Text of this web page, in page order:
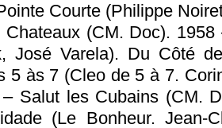
Courte (Philippe
(CM. Doc).
José Varela). Du Côté
5 às 7 (Cleo de 5 à 7.
– Salut les Cubains (CM.
(Le Bonheur. Jean-